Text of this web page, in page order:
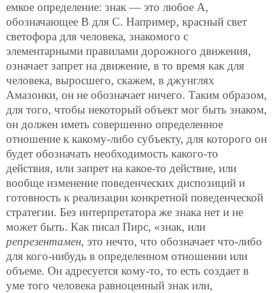
емкое определение: знак — это любое А,
обозначающее В для С. Например, красный свет
светофора для человека, знакомого с
элементарными правилами дорожного движения,
означает запрет на движение, в то время как для
человека, выросшего, скажем, в джунглях
Амазонки, он не обозначает ничего. Таким образом,
для того, чтобы некоторый объект мог быть знаком,
он должен иметь совершенно определенное
отношение к какому-либо субъекту, для которого он
будет обозначать необходимость какого-то
действия, или запрет на какое-то действие, или
вообще изменение поведенческих диспозиций и
готовность к реализации конкретной поведенческой
стратегии. Без интерпретатора же знака нет и не
может быть. Как писал Пирс, «знак, или
репрезентамен, это нечто, что обозначает что-либо
для кого-нибудь в определенном отношении или
объеме. Он адресуется кому-то, то есть создает в
уме того человека равноценный знак или,